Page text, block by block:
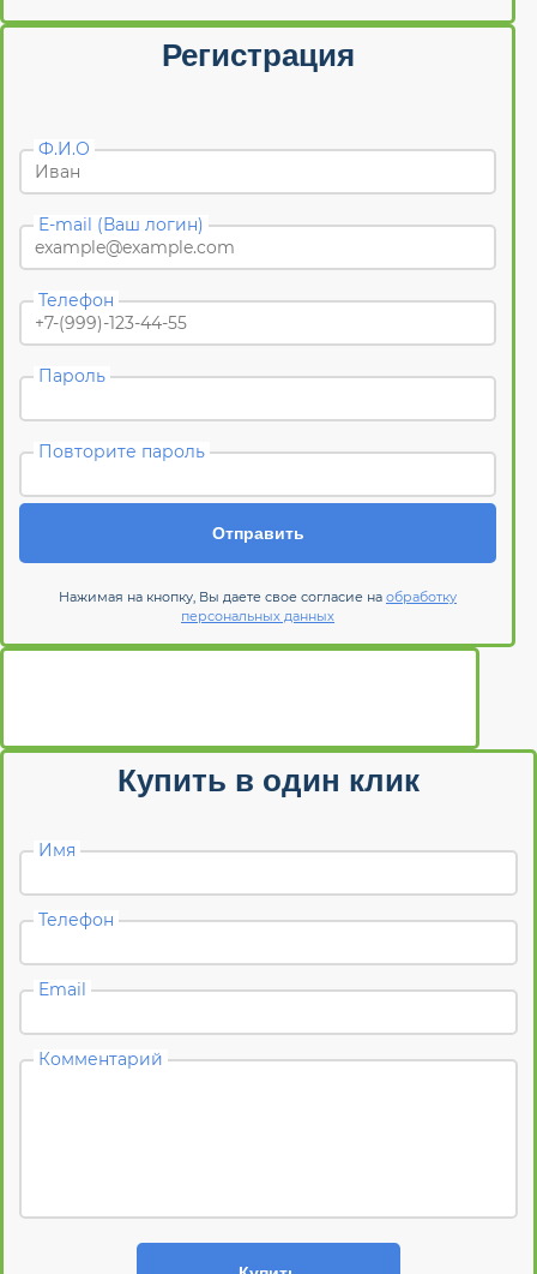
Регистрация
Ф.И.О
E-mail (Ваш логин)
Телефон
Пароль
Повторите пароль
Отправить
Нажимая на кнопку, Вы даете свое согласие на обработку
персональных данных
Купить в один клик
Имя
Телефон
Email
Комментарий